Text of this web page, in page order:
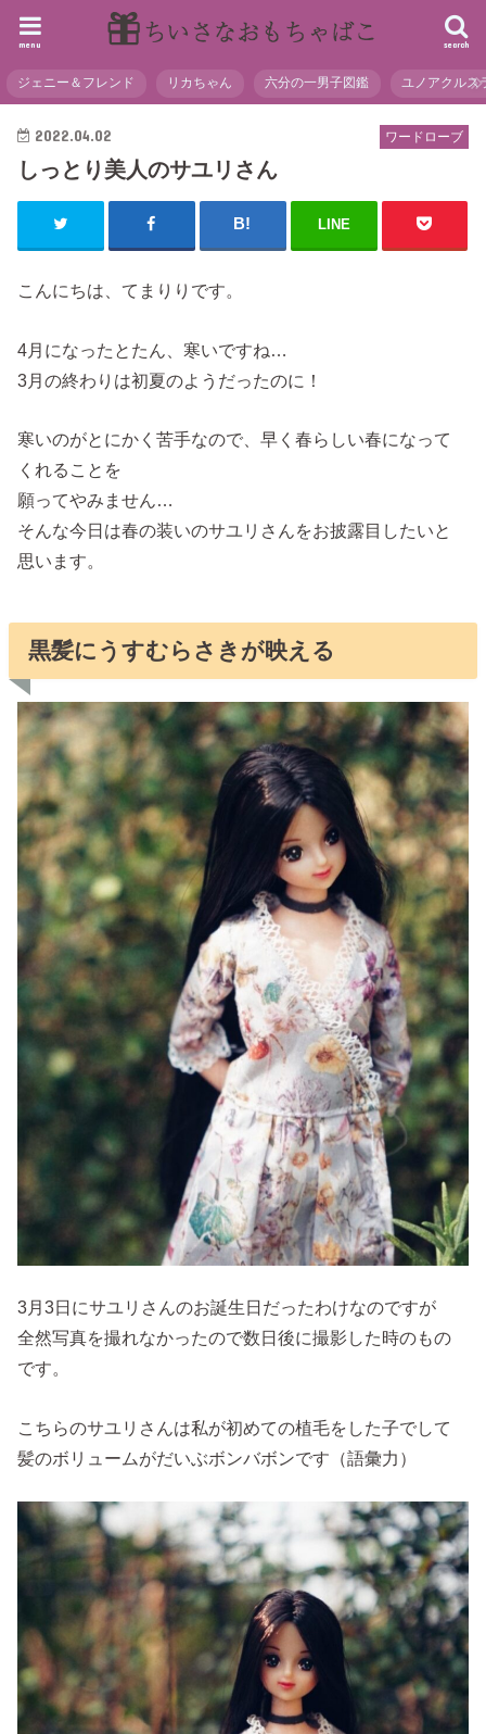
search
menu
ジェニー＆フレンド リカちゃん 六分の一男子図鑑 ユノアクルス
ワードローブ
2022.04.02
しっとり美人のサユリさん
LINE
こんにちは、てまりりです。
4月になったとたん、寒いですね…
3月の終わりは初夏のようだったのに！
寒いのがとにかく苦手なので、早く春らしい春になって
くれることを
願ってやみません…
そんな今日は春の装いのサユリさんをお披露目したいと
思います。
黒髪にうすむらさきが映える
3月3日にサユリさんのお誕生日だったわけなのですが
全然写真を撮れなかったので数日後に撮影した時のもの
です。
こちらのサユリさんは私が初めての植毛をした子でして
髪のボリュームがだいぶボンバボンです（語彙力）